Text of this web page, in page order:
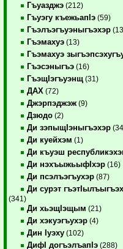
Гъуазджэ (212)
Гъуэгу къежьапIэ (59)
Гъэлъэгъуэныгъэхэр
Гъэмахуэ (13)
Гъэмахуэ
Гъэсэныгъэ (16)
ГъэщIэгъуэнщ (31)
ДАХ (72)
Джэрпэджэж (9)
Дзюдо (2)
Ди зэпыщIэныгъэхэр
Ди куейхэм (1)
Ди къуэш
Ди нэхъыжьыфIхэр (16)
Ди псэлъэгъухэр (87)
Ди сурэт
(341)
Ди хьэщIэщым (21)
Ди хэкуэгъухэр (4)
Дин Iуэху (102)
ДифI догъэлъапIэ (288)